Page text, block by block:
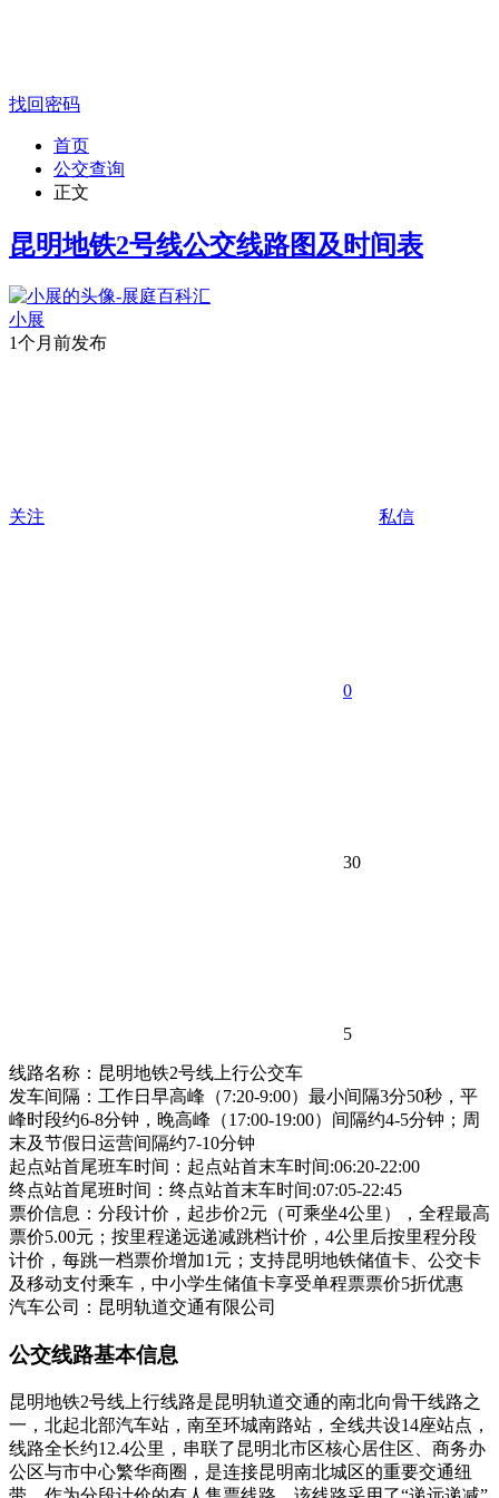
找回密码
首页
公交查询
正文
昆明地铁2号线公交线路图及时间表
小展
1个月前发布
关注 私信
0
30
5
线路名称：昆明地铁2号线上行公交车
发车间隔：工作日早高峰（7:20-9:00）最小间隔3分50秒，平
峰时段约6-8分钟，晚高峰（17:00-19:00）间隔约4-5分钟；周
末及节假日运营间隔约7-10分钟
起点站首尾班车时间：起点站首末车时间:06:20-22:00
终点站首尾班时间：终点站首末车时间:07:05-22:45
票价信息：分段计价，起步价2元（可乘坐4公里），全程最高
票价5.00元；按里程递远递减跳档计价，4公里后按里程分段
计价，每跳一档票价增加1元；支持昆明地铁储值卡、公交卡
及移动支付乘车，中小学生储值卡享受单程票票价5折优惠
汽车公司：昆明轨道交通有限公司
公交线路基本信息
昆明地铁2号线上行线路是昆明轨道交通的南北向骨干线路之
一，北起北部汽车站，南至环城南路站，全线共设14座站点，
线路全长约12.4公里，串联了昆明北市区核心居住区、商务办
公区与市中心繁华商圈，是连接昆明南北城区的重要交通纽